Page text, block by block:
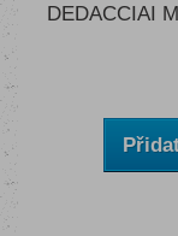
DEDACCIAI